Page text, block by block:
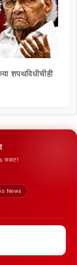
शपथविधीचीही
सकट!
News